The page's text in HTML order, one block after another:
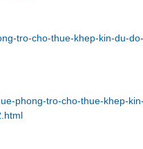
tro-cho-thue-khep-kin-du-
phong-tro-cho-thue-khep-